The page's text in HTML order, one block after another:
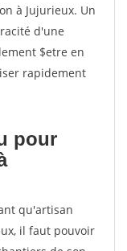
à Jujurieux. Un
d'une
$etre en
rapidement
pour
qu'artisan
il faut pouvoir